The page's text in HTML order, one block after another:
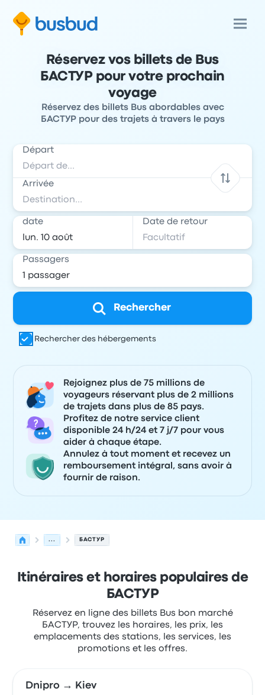
Réservez vos billets de Bus
БАСТУР pour votre prochain
voyage
Réservez des billets Bus abordables avec
БАСТУР pour des trajets à travers le pays
Départ
Arrivée
date Date de retour
Passagers
Rechercher
Rechercher des hébergements
Rejoignez plus de 75 millions de
voyageurs réservant plus de 2 millions
de trajets dans plus de 85 pays.
Profitez de notre service client
disponible 24 h/24 et 7 j/7 pour vous
aider à chaque étape.
Annulez à tout moment et recevez un
remboursement intégral, sans avoir à
fournir de raison.
... БАСТУР
Itinéraires et horaires populaires de
БАСТУР
Réservez en ligne des billets Bus bon marché
БАСТУР, trouvez les horaires, les prix, les
emplacements des stations, les services, les
promotions et les offres.
Dnipro → Kiev